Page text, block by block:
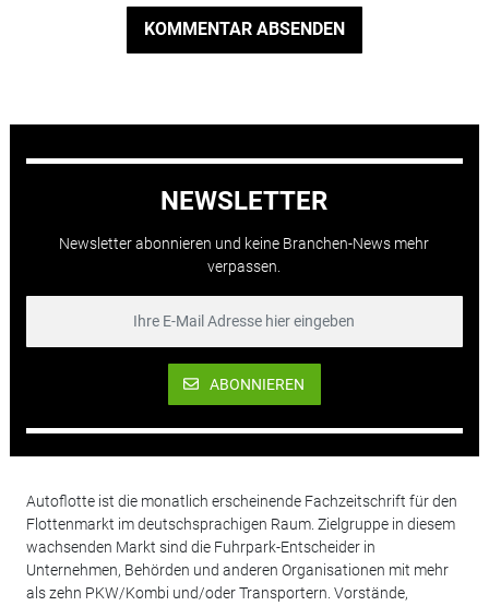
KOMMENTAR ABSENDEN
NEWSLETTER
Newsletter abonnieren und keine Branchen-News mehr
verpassen.
ABONNIEREN
Autoflotte ist die monatlich erscheinende Fachzeitschrift für den
Flottenmarkt im deutschsprachigen Raum. Zielgruppe in diesem
wachsenden Markt sind die Fuhrpark-Entscheider in
Unternehmen, Behörden und anderen Organisationen mit mehr
als zehn PKW/Kombi und/oder Transportern. Vorstände,